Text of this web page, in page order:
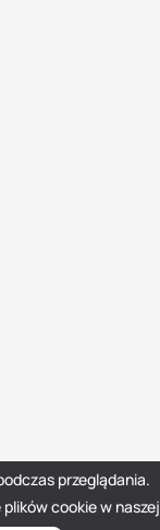
przeglądania.
cookie w naszej